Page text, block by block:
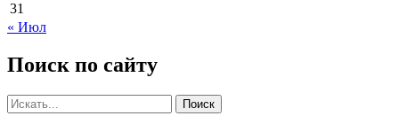
31
« Июл
Поиск по сайту